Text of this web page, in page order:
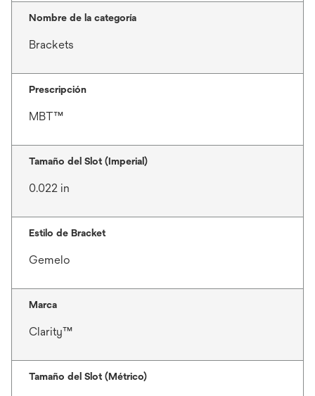
Nombre de la categoría
Brackets
Prescripción
MBT™
Tamaño del Slot (Imperial)
0.022 in
Estilo de Bracket
Gemelo
Marca
Clarity™
Tamaño del Slot (Métrico)